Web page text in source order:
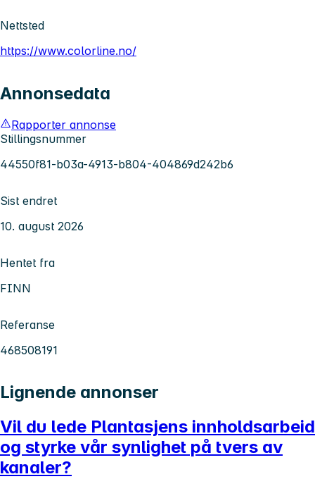
Nettsted
https://www.colorline.no/
Annonsedata
Rapporter annonse
Stillingsnummer
44550f81-b03a-4913-b804-404869d242b6
Sist endret
10. august 2026
Hentet fra
FINN
Referanse
468508191
Lignende annonser
Vil du lede Plantasjens innholdsarbeid
og styrke vår synlighet på tvers av
kanaler?